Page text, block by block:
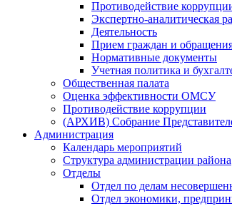
Противодействие
Экспертно-аналитическая
Деятельность
Прием граждан и
Нормативные документы
Учетная политика и
Общественная палата
Оценка эффективности ОМСУ
Противодействие коррупции
(АРХИВ) Собрание
Администрация
Календарь мероприятий
Структура администрации района
Отделы
Отдел по делам
Отдел экономики,